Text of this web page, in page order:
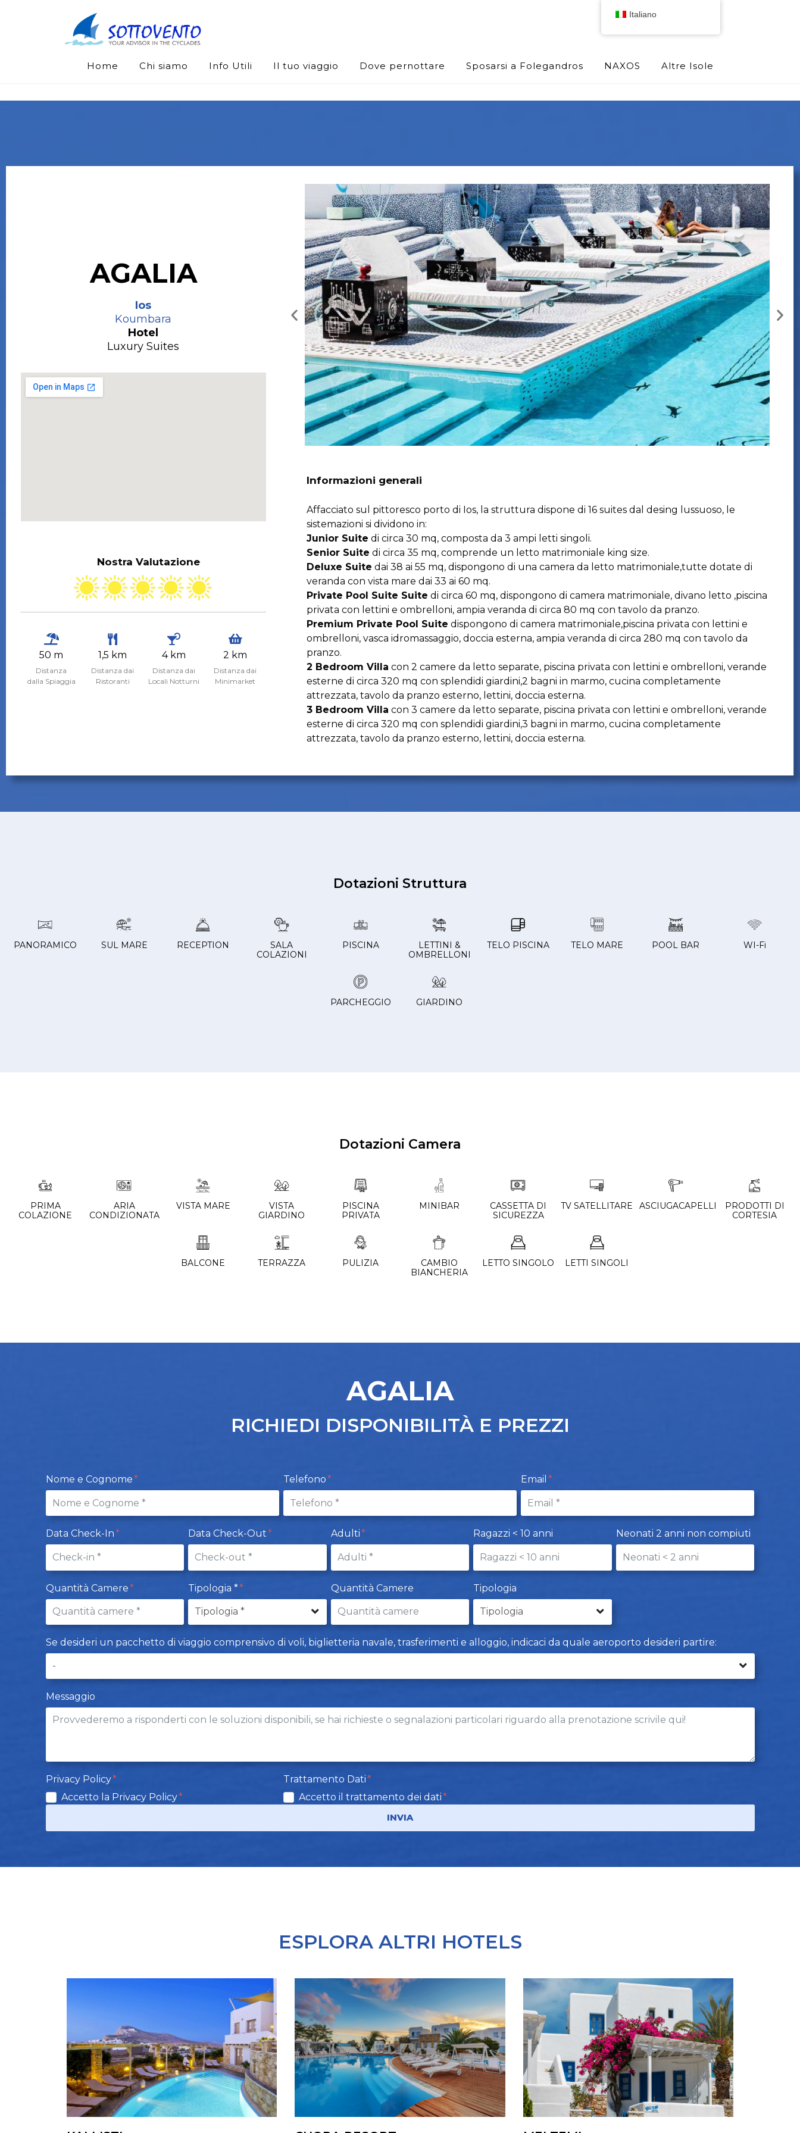
Home Chi siamo Info Utili Il tuo viaggio Dove pernottare Sposarsi a Folegandros NAXOS Altre Isole
AGALIA
Ios
Koumbara
Hotel
Luxury Suites
Nostra Valutazione
50 m
Distanza
dalla Spiaggia
1,5 km
Distanza dai
Ristoranti
4 km
Distanza dai
Locali Notturni
2 km
Distanza dai
Minimarket
Informazioni generali
Affacciato sul pittoresco porto di Ios, la struttura dispone di 16 suites dal desing lussuoso, le
sistemazioni si dividono in:
Junior Suite di circa 30 mq, composta da 3 ampi letti singoli.
Senior Suite di circa 35 mq, comprende un letto matrimoniale king size.
Deluxe Suite dai 38 ai 55 mq, dispongono di una camera da letto matrimoniale,tutte dotate di
veranda con vista mare dai 33 ai 60 mq.
Private Pool Suite Suite di circa 60 mq, dispongono di camera matrimoniale, divano letto ,piscina
privata con lettini e ombrelloni, ampia veranda di circa 80 mq con tavolo da pranzo.
Premium Private Pool Suite dispongono di camera matrimoniale,piscina privata con lettini e
ombrelloni, vasca idromassaggio, doccia esterna, ampia veranda di circa 280 mq con tavolo da
pranzo.
2 Bedroom Villa con 2 camere da letto separate, piscina privata con lettini e ombrelloni, verande
esterne di circa 320 mq con splendidi giardini,2 bagni in marmo, cucina completamente
attrezzata, tavolo da pranzo esterno, lettini, doccia esterna.
3 Bedroom Villa con 3 camere da letto separate, piscina privata con lettini e ombrelloni, verande
esterne di circa 320 mq con splendidi giardini,3 bagni in marmo, cucina completamente
attrezzata, tavolo da pranzo esterno, lettini, doccia esterna.
Dotazioni Struttura
PANORAMICO SUL MARE RECEPTION
SALA
COLAZIONI
PISCINA
LETTINI &
OMBRELLONI
TELO PISCINA TELO MARE POOL BAR WI-Fi
PARCHEGGIO GIARDINO
Dotazioni Camera
PRIMA
COLAZIONE
ARIA
CONDIZIONATA
VISTA MARE
VISTA
GIARDINO
PISCINA
PRIVATA
MINIBAR
CASSETTA DI
SICUREZZA
TV SATELLITARE ASCIUGACAPELLI
PRODOTTI DI
CORTESIA
BALCONE TERRAZZA PULIZIA
CAMBIO
BIANCHERIA
LETTO SINGOLO LETTI SINGOLI
AGALIA
RICHIEDI DISPONIBILITÀ E PREZZI
Nome e Cognome Telefono Email
Data Check-In Data Check-Out Adulti Ragazzi < 10 anni Neonati 2 anni non compiuti
Quantità Camere Tipologia * Quantità Camere Tipologia
Se desideri un pacchetto di viaggio comprensivo di voli, biglietteria navale, trasferimenti e alloggio, indicaci da quale aeroporto desideri partire:
Messaggio
Privacy Policy
Accetto la Privacy Policy
Trattamento Dati
Accetto il trattamento dei dati
INVIA
ESPLORA ALTRI HOTELS
Italiano